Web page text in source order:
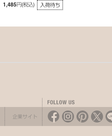
1,485円(税込) 入荷待ち
企業サイト